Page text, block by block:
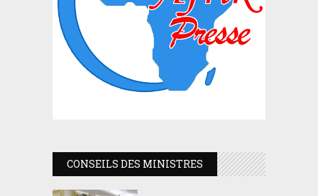
CONSEILS DES MINISTRES